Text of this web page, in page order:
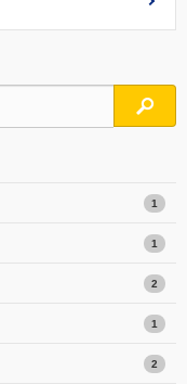
検索
1
1
2
1
2